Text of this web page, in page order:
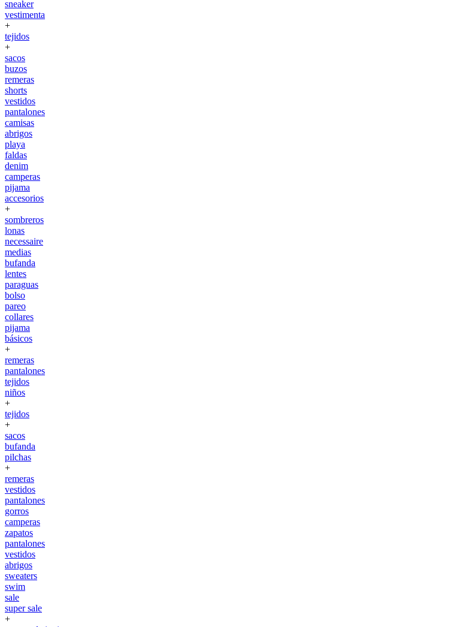
sneaker
vestimenta
+
tejidos
+
sacos
buzos
remeras
shorts
vestidos
pantalones
camisas
abrigos
playa
faldas
denim
camperas
pijama
accesorios
+
sombreros
lonas
necessaire
medias
bufanda
lentes
paraguas
bolso
pareo
collares
pijama
básicos
+
remeras
pantalones
tejidos
niños
+
tejidos
+
sacos
bufanda
pilchas
+
remeras
vestidos
pantalones
gorros
camperas
zapatos
pantalones
vestidos
abrigos
sweaters
swim
sale
super sale
+